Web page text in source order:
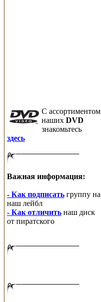
C ассортиментом
наших DVD
знакомьтесь
здесь
Важная информация:
- Как подписать группу на
наш лейбл
- Как отличить наш диск
от пиратского